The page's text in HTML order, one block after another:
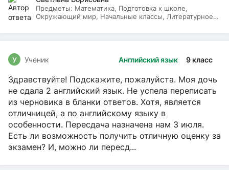
Предметы: Математика, Подготовка к школе,
Окружающий мир, Начальные классы, Литературное
Английский язык 9 класс
У Ученик
Здравствуйте! Подскажите, пожалуйста. Моя дочь
не сдала 2 английский язык. Не успела переписать
из черновика в бланки ответов. Хотя, является
отличницей, а по английскому языку в
особенности. Пересдача назначена нам 3 июля.
Есть ли возможность получить отличную оценку за
экзамен? И, можно ли пересд...